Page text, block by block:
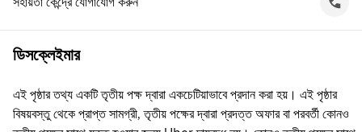
ডিসক্লেইমার
এই পৃষ্ঠার তথ্য একটি তৃতীয় পক্ষ দ্বারা একচেটিয়াভাবে প্রদান করা হয়। এই পৃষ্ঠার
বিষয়বস্তু থেকে প্রাপ্ত সামগ্রী, তৃতীয় পক্ষের দ্বারা প্রদত্ত অফার বা পরবর্তী কোনও